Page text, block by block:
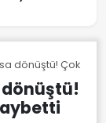
dönüştü! Çok
dönüştü!